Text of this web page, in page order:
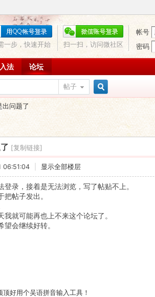
帐号
密码
扫一扫，访问微社区
一步，快速开始
法 论坛
帖子
出问题了
[复制链接]
06:51:04 显示全部楼层
登录，接着是无法浏览，写了帖贴不上。
帖子发出。
就可能再也上不来这个论坛了。
会继续好转。
顶好用个吴语拼音输入工具！